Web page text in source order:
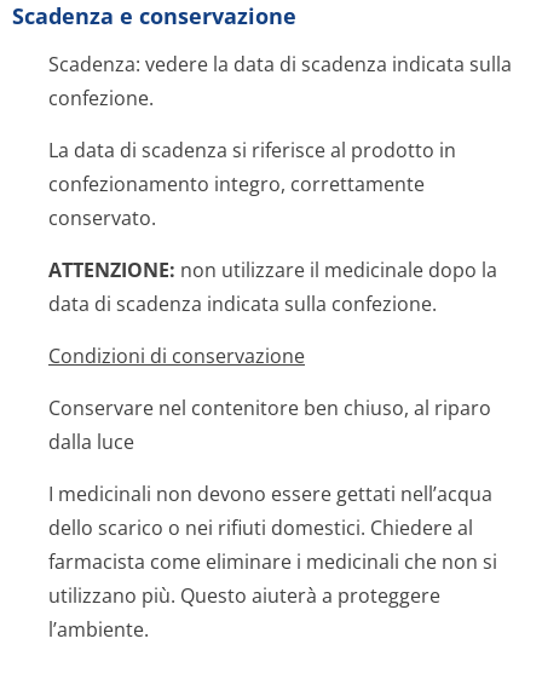
Scadenza e conservazione
Scadenza: vedere la data di scadenza indicata sulla
confezione.
La data di scadenza si riferisce al prodotto in
confezionamento integro, correttamente
conservato.
ATTENZIONE: non utilizzare il medicinale dopo la
data di scadenza indicata sulla confezione.
Condizioni di conservazione
Conservare nel contenitore ben chiuso, al riparo
dalla luce
I medicinali non devono essere gettati nell’acqua
dello scarico o nei rifiuti domestici. Chiedere al
farmacista come eliminare i medicinali che non si
utilizzano più. Questo aiuterà a proteggere
l’ambiente.